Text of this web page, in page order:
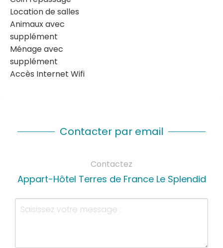
Location de salles
Animaux avec
supplément
Ménage avec
supplément
Accès Internet Wifi
Contacter par email
Contactez
Appart-Hôtel Terres de France Le Splendid